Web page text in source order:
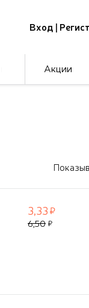
Вход |
Акции
3,33
6,50